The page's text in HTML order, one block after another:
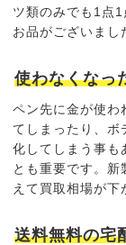
ツ類のみでも1点
お品がございまし
使わなくなっ
ペン先に金が使わ
てしまったり、ボ
化してしまう事も
とも重要です。
えて買取相場が下
送料無料の宅